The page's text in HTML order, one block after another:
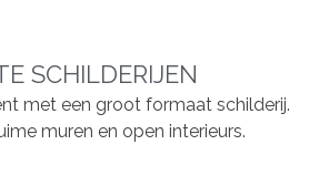
SCHILDERIJEN
met een groot formaat schilderij.
muren en open interieurs.